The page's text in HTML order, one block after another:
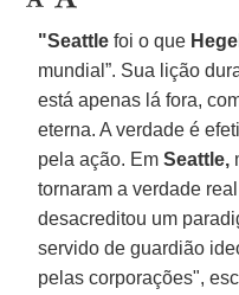
"Seattle foi o que Hegel
mundial”. Sua lição
está apenas lá fora,
eterna. A verdade é
pela ação. EmSeattle,
tornaram a verdade
desacreditou um
servido de guardião
pelas corporações",